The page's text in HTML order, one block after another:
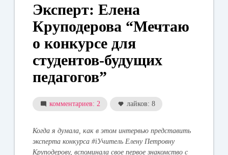
Эксперт: Елена
Круподерова “Мечтаю
о конкурсе для
студентов-будущих
педагогов”
комментариев: 2 лайков: 8
Когда я думала, как в этом интервью представить
эксперта конкурса #iУчитель Елену Петровну
Круподерову, вспоминала свое первое знакомство с